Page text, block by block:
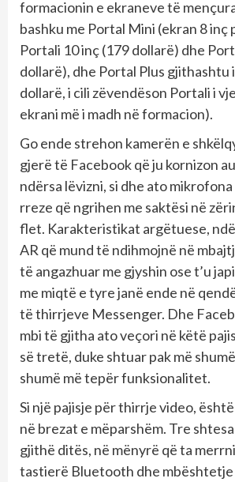
formacionin e ekraneve të
bashku me Portal Mini (ekran 8 inç
Portali 10 inç (179 dollarë) dhe
dollarë), dhe Portal Plus gjithashtu
dollarë, i cili zëvendëson Portali i
ekrani më i madh në formacion).
Go ende strehon kamerën e
gjerë të Facebook që ju kornizon
ndërsa lëvizni, si dhe ato
rreze që ngrihen me saktësi në
flet. Karakteristikat argëtuese,
AR që mund të ndihmojnë në
të angazhuar me gjyshin ose t’u
me miqtë e tyre janë ende në
të thirrjeve Messenger. Dhe
mbi të gjitha ato veçori në këtë
së tretë, duke shtuar pak më
shumë më tepër funksionalitet.
Si një pajisje për thirrje video,
në brezat e mëparshëm. Tre
gjithë ditës, në mënyrë që ta
tastierë Bluetooth dhe